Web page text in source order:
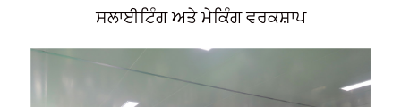
ਸਲਾਈਟਿੰਗ ਅਤੇ ਮੇਕਿੰਗ ਵਰਕਸ਼ਾਪ